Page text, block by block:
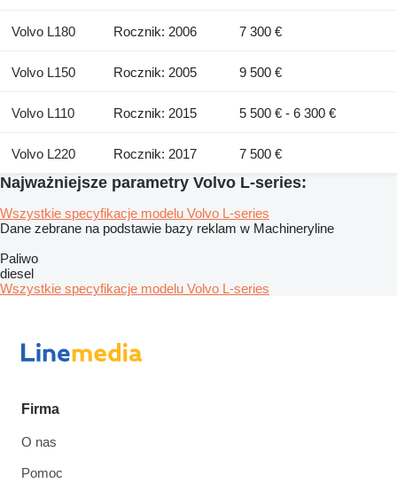
Volvo L180 Rocznik: 2006 7 300 €
Volvo L150 Rocznik: 2005 9 500 €
Volvo L110 Rocznik: 2015 5 500 € - 6 300 €
Volvo L220 Rocznik: 2017 7 500 €
Najważniejsze parametry Volvo L-series:
Wszystkie specyfikacje modelu Volvo L-series
Dane zebrane na podstawie bazy reklam w Machineryline
Paliwo
diesel
Wszystkie specyfikacje modelu Volvo L-series
Firma
O nas
Pomoc